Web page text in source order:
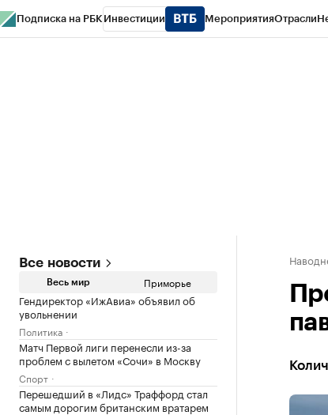
Подписка на РБК Инвестиции МероприятияОтрасли
Все новости
Весь мир Приморье
Гендиректор «ИжАвиа» объявил об
увольнении
Политика
Матч Первой лиги перенесли из-за
проблем с вылетом «Сочи» в Москву
Спорт
Перешедший в «Лидс» Траффорд стал
самым дорогим британским вратарем